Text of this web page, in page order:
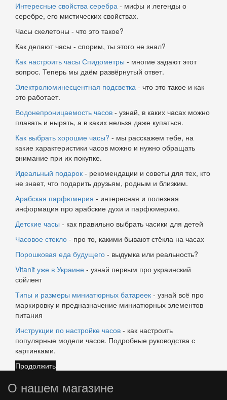
Интересные свойства серебра - мифы и легенды о
серебре, его мистических свойствах.
Часы скелетоны - что это такое?
Как делают часы - спорим, ты этого не знал?
Как настроить часы Спидометры - многие задают этот
вопрос. Теперь мы даём развёрнутый ответ.
Электролюминесцентная подсветка - что это такое и как
это работает.
Водонепроницаемость часов - узнай, в каких часах можно
плавать и нырять, а в каких нельзя даже купаться.
Как выбрать хорошие часы? - мы расскажем тебе, на
какие характеристики часов можно и нужно обращать
внимание при их покупке.
Идеальный подарок - рекомендации и советы для тех, кто
не знает, что подарить друзьям, родным и близким.
Арабская парфюмерия - интересная и полезная
информация про арабские духи и парфюмерию.
Детские часы - как правильно выбрать часики для детей
Часовое стекло - про то, какими бывают стёкла на часах
Порошковая еда будущего - выдумка или реальность?
Vitanit уже в Украине - узнай первым про украинский
сойлент
Типы и размеры миниатюрных батареек - узнай всё про
маркировку и предназначение миниатюрных элементов
питания
Инструкции по настройке часов - как настроить
популярные модели часов. Подробные руководства с
картинками.
Продолжить
О нашем магазине